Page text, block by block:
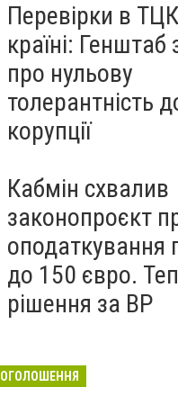
Перевірки в
країні: Генштаб
про нульову
толерантність
корупції
Кабмін схвалив
законопроєкт
оподаткування
до 150 євро.
рішення за ВР
ОГОЛОШЕННЯ